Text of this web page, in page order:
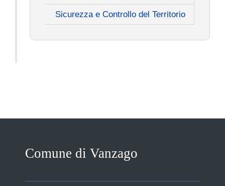
Sicurezza e Controllo del Territorio
Comune di Vanzago